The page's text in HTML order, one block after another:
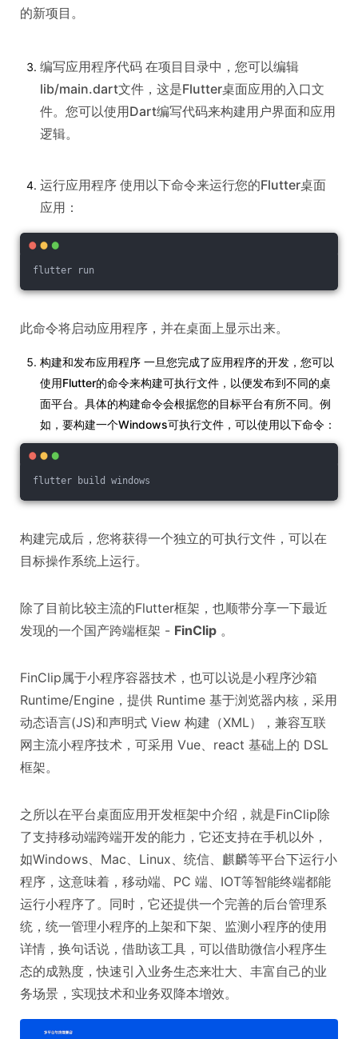
的新项目。
编写应用程序代码 在项目目录中，您可以编辑
lib/main.dart文件，这是Flutter桌面应用的入口文
件。您可以使用Dart编写代码来构建用户界面和应用
逻辑。
运行应用程序 使用以下命令来运行您的Flutter桌面
应用：
flutter run
此命令将启动应用程序，并在桌面上显示出来。
构建和发布应用程序 一旦您完成了应用程序的开发，您可以
使用Flutter的命令来构建可执行文件，以便发布到不同的桌
面平台。具体的构建命令会根据您的目标平台有所不同。例
如，要构建一个Windows可执行文件，可以使用以下命令：
flutter build windows
构建完成后，您将获得一个独立的可执行文件，可以在
目标操作系统上运行。
除了目前比较主流的Flutter框架，也顺带分享一下最近
发现的一个国产跨端框架 - FinClip 。
FinClip属于小程序容器技术，也可以说是小程序沙箱
Runtime/Engine，提供 Runtime 基于浏览器内核，采用
动态语言(JS)和声明式 View 构建（XML），兼容互联
网主流小程序技术，可采用 Vue、react 基础上的 DSL
框架。
之所以在平台桌面应用开发框架中介绍，就是FinClip除
了支持移动端跨端开发的能力，它还支持在手机以外，
如Windows、Mac、Linux、统信、麒麟等平台下运行小
程序，这意味着，移动端、PC 端、IOT等智能终端都能
运行小程序了。同时，它还提供一个完善的后台管理系
统，统一管理小程序的上架和下架、监测小程序的使用
详情，换句话说，借助该工具，可以借助微信小程序生
态的成熟度，快速引入业务生态来壮大、丰富自己的业
务场景，实现技术和业务双降本增效。